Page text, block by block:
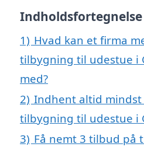
Indholdsfortegnelse
1) Hvad kan et firma
tilbygning til udestue i
med?
2) Indhent altid
tilbygning til udestue i
3) Få nemt 3 tilbud på